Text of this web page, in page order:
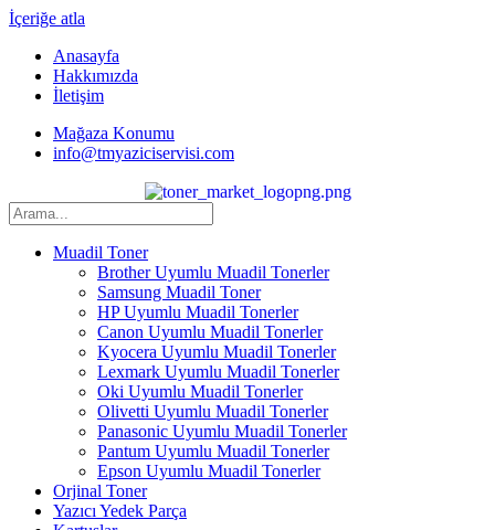
İçeriğe atla
Anasayfa
Hakkımızda
İletişim
Mağaza Konumu
info@tmyaziciservisi.com
Muadil Toner
Brother Uyumlu Muadil Tonerler
Samsung Muadil Toner
HP Uyumlu Muadil Tonerler
Canon Uyumlu Muadil Tonerler
Kyocera Uyumlu Muadil Tonerler
Lexmark Uyumlu Muadil Tonerler
Oki Uyumlu Muadil Tonerler
Olivetti Uyumlu Muadil Tonerler
Panasonic Uyumlu Muadil Tonerler
Pantum Uyumlu Muadil Tonerler
Epson Uyumlu Muadil Tonerler
Orjinal Toner
Yazıcı Yedek Parça